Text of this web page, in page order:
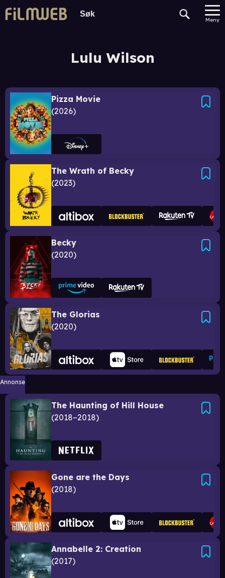
Meny
Lulu Wilson
Pizza Movie
2026
The Wrath of Becky
2023
Becky
2020
The Glorias
2020
Annonse
The Haunting of Hill House
2018–2018
Gone are the Days
2018
Annabelle 2: Creation
2017